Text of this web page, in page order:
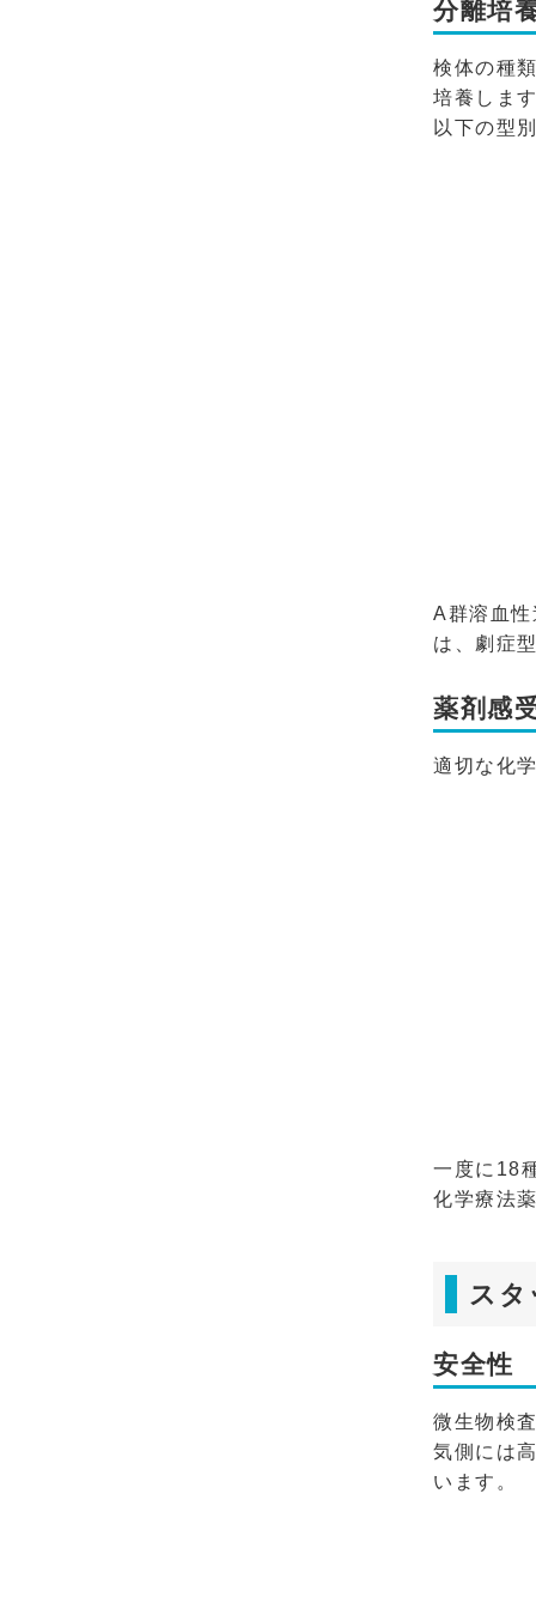
分離培
検体の種
培養しま
以下の型
A群溶血
は、劇症
薬剤感
適切な化
一度に18
化学療法
スタ
安全性
微生物検
気側には
います。